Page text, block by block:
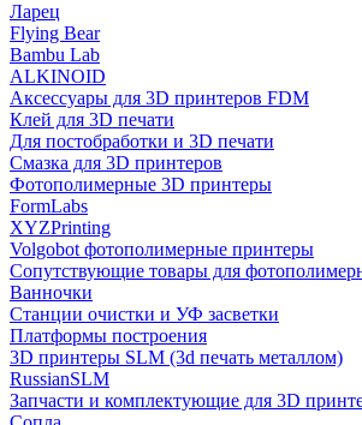
Ларец
Flying Bear
Bambu Lab
ALKINOID
Аксессуары для 3D принтеров FDM
Клей для 3D печати
Для постобработки и 3D печати
Смазка для 3D принтеров
Фотополимерные 3D принтеры
FormLabs
XYZPrinting
Volgobot фотополимерные принтеры
Сопутствующие товары для
Ванночки
Станции очистки и УФ засветки
Платформы построения
3D принтеры SLM (3d печать металлом)
RussianSLM
Запчасти и комплектующие для 3D